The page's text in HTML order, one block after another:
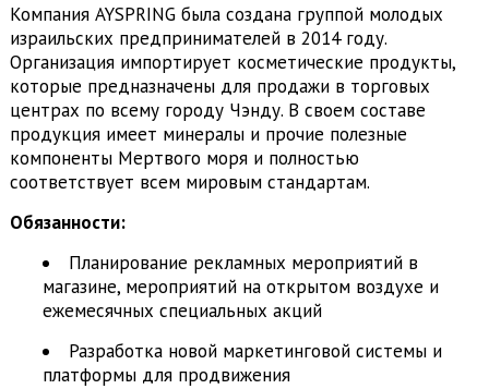
Компания AYSPRING была создана группой молодых
израильских предпринимателей в 2014 году.
Организация импортирует косметические продукты,
которые предназначены для продажи в торговых
центрах по всему городу Чэнду. В своем составе
продукция имеет минералы и прочие полезные
компоненты Мертвого моря и полностью
соответствует всем мировым стандартам.
Обязанности:
Планирование рекламных мероприятий в
магазине, мероприятий на открытом воздухе и
ежемесячных специальных акций
Разработка новой маркетинговой системы и
платформы для продвижения